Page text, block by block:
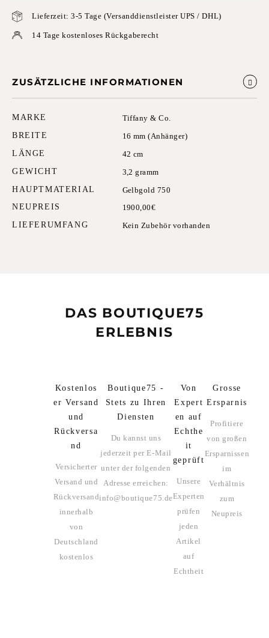
Lieferzeit: 3-5 Tage (Versanddienstleister UPS / DHL)
14 Tage kostenloses Rückgaberecht
ZUSÄTZLICHE INFORMATIONEN
MARKE
Tiffany & Co.
BREITE
16 mm (Anhänger)
LÄNGE
42 cm
GEWICHT
3,2 gramm
HAUPTMATERIAL
Gelbgold 750
NEUPREIS
1900,00€
LIEFERUMFANG
Kein Zubehör vorhanden
DAS BOUTIQUE75
ERLEBNIS
Kostenlos
er Versand
und
Rückversa
nd
Versicherter
Versand und
Rückversand
innerhalb
von
Deutschland
kostenlos
Boutique75 -
Stets zu Ihren
Diensten
Du kannst uns
jederzeit per E-Mail
unter der folgenden
Adresse erreichen:
info@boutique75.de
Von
Expert
en auf
Echthe
it
geprüft
Unsere
Experten
prüfen
jeden
Artikel
auf
Echtheit
Grosse
Ersparnis
Profitiere
von großen
Ersparnissen
im
Verhältnis
zum
Neupreis